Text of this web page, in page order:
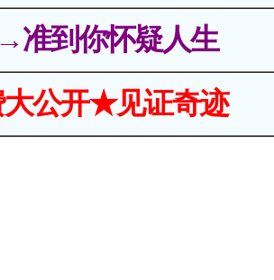
准到你怀疑人生
公开★见证奇迹